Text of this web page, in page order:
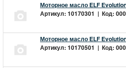
Моторное масло ELF
Артикул: 10170301 | Код:
Моторное масло ELF
Артикул: 10170501 | Код: